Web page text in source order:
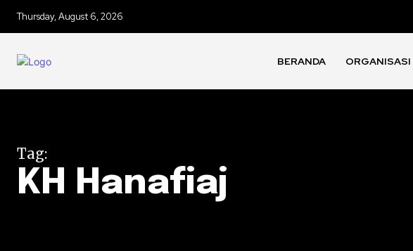
Thursday, August 6, 2026
BERANDA ORGANISASI
Tag:
KH Hanafiaj